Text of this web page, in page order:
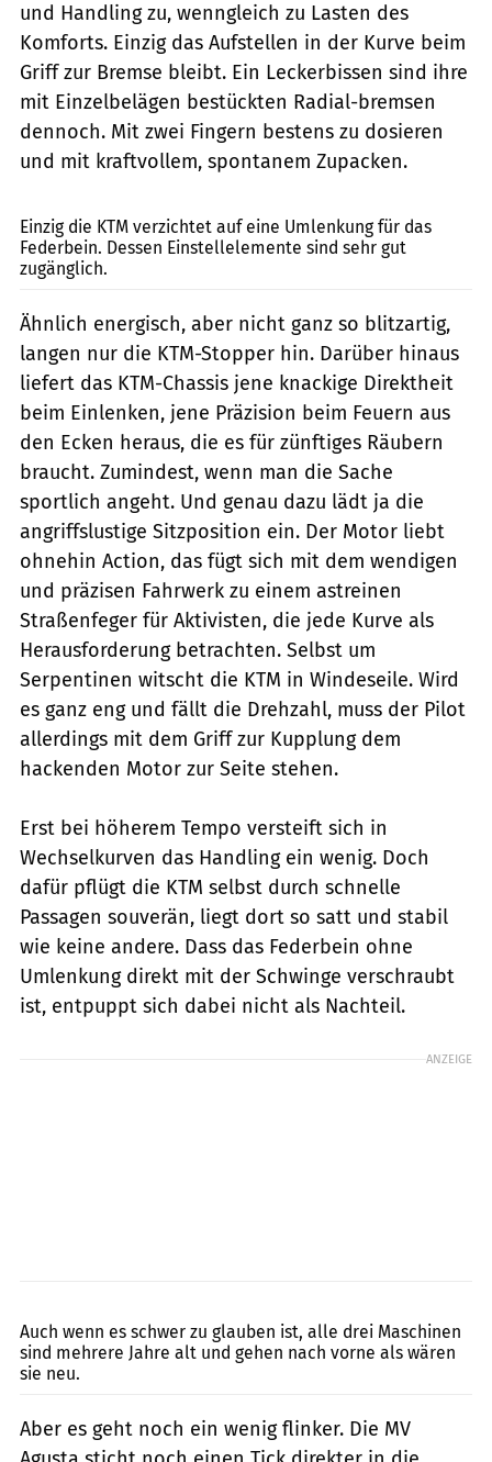
und Handling zu, wenngleich zu Lasten des
Komforts. Einzig das Aufstellen in der Kurve beim
Griff zur Bremse bleibt. Ein Leckerbissen sind ihre
mit Einzelbelägen bestückten Radial-bremsen
dennoch. Mit zwei Fingern bestens zu dosieren
und mit kraftvollem, spontanem Zupacken.
Einzig die KTM verzichtet auf eine Umlenkung für das
Federbein. Dessen Einstellelemente sind sehr gut
zugänglich.
Ähnlich energisch, aber nicht ganz so blitzartig,
langen nur die KTM-Stopper hin. Darüber hinaus
liefert das KTM-Chassis jene knackige Direktheit
beim Einlenken, jene Präzision beim Feuern aus
den Ecken heraus, die es für zünftiges Räubern
braucht. Zumindest, wenn man die Sache
sportlich angeht. Und genau dazu lädt ja die
angriffslustige Sitzposition ein. Der Motor liebt
ohnehin Action, das fügt sich mit dem wendigen
und präzisen Fahrwerk zu einem astreinen
Straßenfeger für Aktivisten, die jede Kurve als
Herausforderung betrachten. Selbst um
Serpentinen witscht die KTM in Windeseile. Wird
es ganz eng und fällt die Drehzahl, muss der Pilot
allerdings mit dem Griff zur Kupplung dem
hackenden Motor zur Seite stehen.
Erst bei höherem Tempo versteift sich in
Wechselkurven das Handling ein wenig. Doch
dafür pflügt die KTM selbst durch schnelle
Passagen souverän, liegt dort so satt und stabil
wie keine andere. Dass das Federbein ohne
Umlenkung direkt mit der Schwinge verschraubt
ist, entpuppt sich dabei nicht als Nachteil.
ANZEIGE
Auch wenn es schwer zu glauben ist, alle drei Maschinen
sind mehrere Jahre alt und gehen nach vorne als wären
sie neu.
Aber es geht noch ein wenig flinker. Die MV